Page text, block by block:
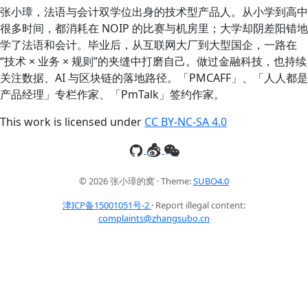
张小璋，法语与会计双学位出身的技术型产品人。从小学到高中
很多时间，都消耗在 NOIP 的比赛与机房里；大学却阴差阳错地
学了法语和会计。毕业后，从互联网大厂到大型国企，一路在
“技术 × 业务 × 规则”的夹缝中打磨自己。做过金融科技，也持续
关注数据、AI 与区块链的落地路径。「PMCAFF」、「人人都是
产品经理」专栏作家、「PmTalk」签约作家。
This work is licensed under CC BY-NC-SA 4.0
© 2026 张小璋的窝 · Theme:SUBO4.0
津ICP备15001051号-2 · Report illegal content:
complaints@zhangsubo.cn